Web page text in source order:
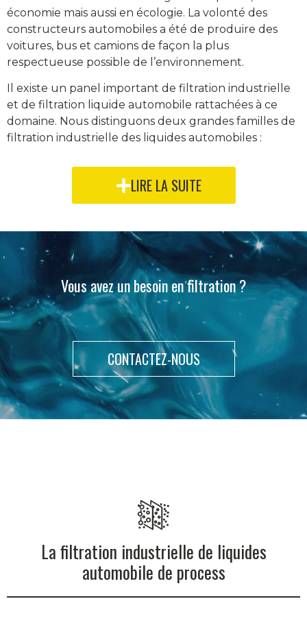
économie mais aussi en écologie. La volonté des
constructeurs automobiles a été de produire des
voitures, bus et camions de façon la plus
respectueuse possible de l’environnement.
Il existe un panel important de filtration industrielle
et de filtration liquide automobile rattachées à ce
domaine. Nous distinguons deux grandes familles de
filtration industrielle des liquides automobiles :
LIRE LA SUITE
Vous avez un besoin en filtration ?
CONTACTEZ-NOUS
La filtration industrielle de liquides
automobile de process